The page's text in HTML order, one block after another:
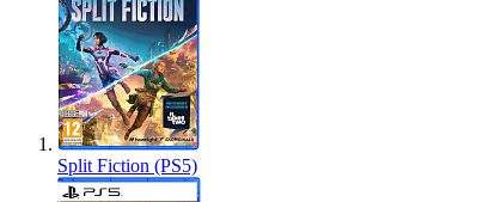
Split Fiction (PS5)